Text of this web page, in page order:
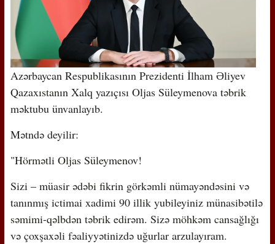
Azərbaycan Respublikasının Prezidenti İlham Əliyev
Qazaxıstanın Xalq yazıçısı Oljas Süleymenova təbrik
məktubu ünvanlayıb.
Mətndə deyilir:
"Hörmətli Oljas Süleymenov!
Sizi – müasir ədəbi fikrin görkəmli nümayəndəsini və
tanınmış ictimai xadimi 90 illik yubileyiniz münasibətilə
səmimi-qəlbdən təbrik edirəm. Sizə möhkəm cansağlığı
və çoxşaxəli fəaliyyətinizdə uğurlar arzulayıram.